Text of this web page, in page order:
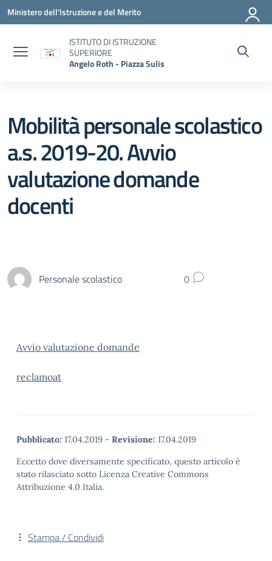
Vai ai contenuti
Vai al menu di navigazione
Vai al footer
Ministero dell'Istruzione e del Merito
ISTITUTO DI ISTRUZIONE
SUPERIORE
Angelo Roth - Piazza Sulis
Mobilità personale scolastico
a.s. 2019-20. Avvio
valutazione domande
docenti
Personale scolastico 0
Avvio valutazione domande
reclamoat
Pubblicato: 17.04.2019 - Revisione: 17.04.2019
Eccetto dove diversamente specificato, questo articolo è
stato rilasciato sotto Licenza Creative Commons
Attribuzione 4.0 Italia.
Stampa / Condividi